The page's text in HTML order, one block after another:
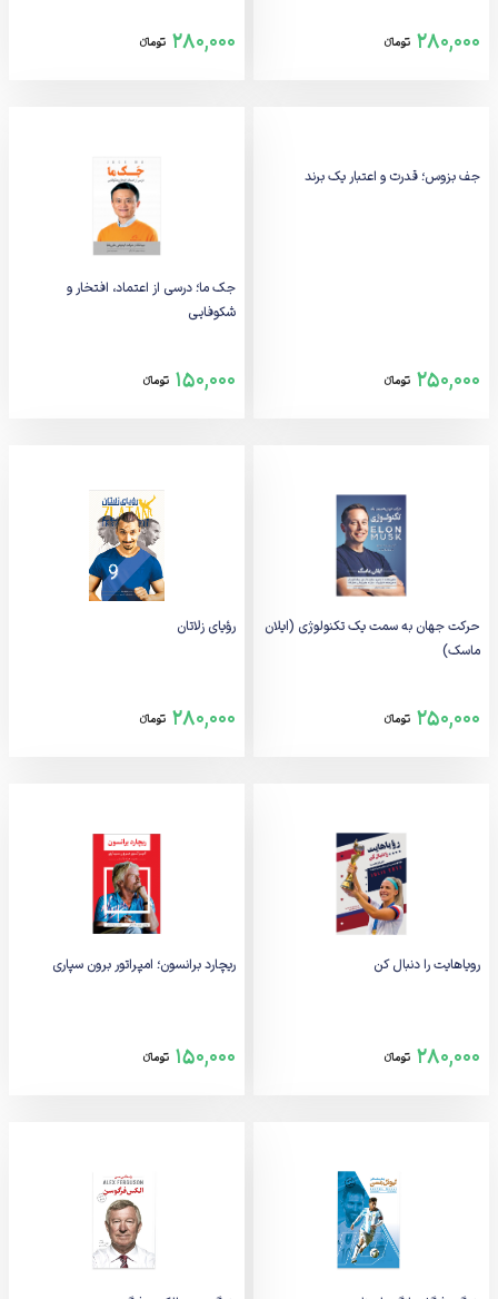
280,000 تومانء 280,000 تومانء
جف بزوس؛ قدرت و اعتبار یک برند
250,000 تومانء
جک ما؛ درسی از اعتماد، افتخار و
شکوفایی
150,000 تومانء
حرکت جهان به سمت یک تکنولوژی (ایلان
ماسک)
250,000 تومانء
رؤیای زلاتان
280,000 تومانء
رویاهایت را دنبال کن
280,000 تومانء
ریچارد برانسون؛ امپراتور برون سپاری
150,000 تومانء